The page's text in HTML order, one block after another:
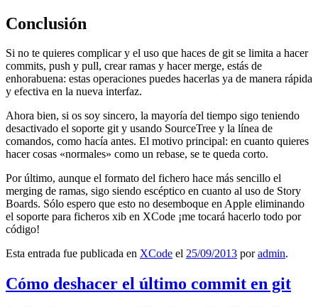
Conclusión
Si no te quieres complicar y el uso que haces de git se limita a hacer
commits, push y pull, crear ramas y hacer merge, estás de
enhorabuena: estas operaciones puedes hacerlas ya de manera rápida
y efectiva en la nueva interfaz.
Ahora bien, si os soy sincero, la mayoría del tiempo sigo teniendo
desactivado el soporte git y usando SourceTree y la línea de
comandos, como hacía antes. El motivo principal: en cuanto quieres
hacer cosas «normales» como un rebase, se te queda corto.
Por último, aunque el formato del fichero hace más sencillo el
merging de ramas, sigo siendo escéptico en cuanto al uso de Story
Boards. Sólo espero que esto no desemboque en Apple eliminando
el soporte para ficheros xib en XCode ¡me tocará hacerlo todo por
código!
Esta entrada fue publicada en XCode el 25/09/2013 poradmin.
Cómo deshacer el último commit en git